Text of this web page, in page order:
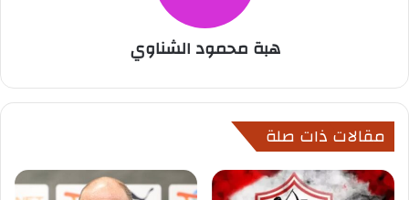
هبة محمود الشناوي
مقالات ذات صلة